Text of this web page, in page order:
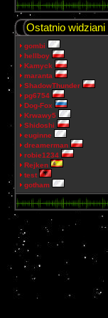
Ostatnio widziani
gombi
hellboy
Kamyck
maranta
ShadowThunder
pg6754
Dog-Fox
Krwawy5
Shidoshi
euginne
dreamerman
robie1234
Rejken
test
gotham